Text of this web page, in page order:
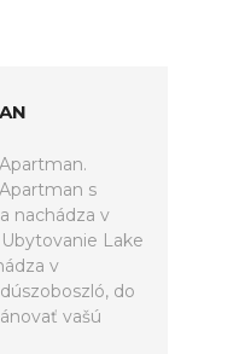
s
nachádza v
Lake
v
do
vašú